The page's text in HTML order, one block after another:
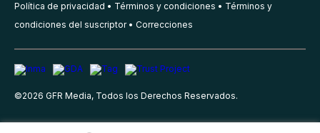
Política de privacidad Términos y condiciones
Términos y
condiciones del suscriptor
Correcciones
©2026 GFR Media, Todos los Derechos Reservados.